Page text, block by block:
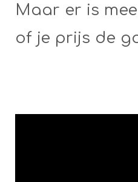
Maar er is
of je prijs de